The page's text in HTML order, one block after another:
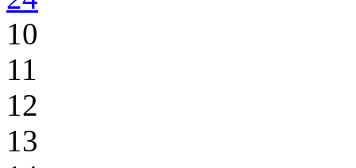
10
11
12
13